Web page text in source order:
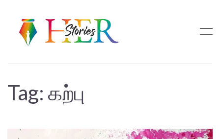
Tag: கற்பு